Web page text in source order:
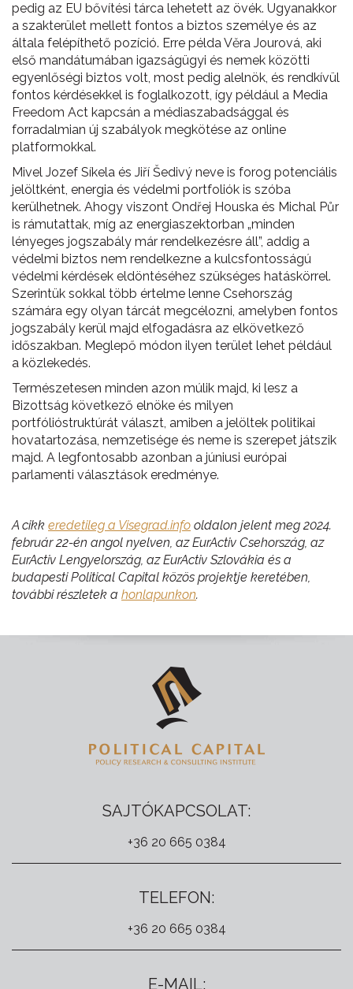
pedig az EU bővítési tárca lehetett az övék. Ugyanakkor
a szakterület mellett fontos a biztos személye és az
általa felépíthető pozíció. Erre példa Věra Jourová, aki
első mandátumában igazságügyi és nemek közötti
egyenlőségi biztos volt, most pedig alelnök, és rendkívül
fontos kérdésekkel is foglalkozott, így például a Media
Freedom Act kapcsán a médiaszabadsággal és
forradalmian új szabályok megkötése az online
platformokkal.
Mivel Jozef Síkela és Jiří Šedivý neve is forog potenciális
jelöltként, energia és védelmi portfoliók is szóba
kerülhetnek. Ahogy viszont Ondřej Houska és Michal Půr
is rámutattak, míg az energiaszektorban „minden
lényeges jogszabály már rendelkezésre áll”, addig a
védelmi biztos nem rendelkezne a kulcsfontosságú
védelmi kérdések eldöntéséhez szükséges hatáskörrel.
Szerintük sokkal több értelme lenne Csehország
számára egy olyan tárcát megcélozni, amelyben fontos
jogszabály kerül majd elfogadásra az elkövetkező
időszakban. Meglepő módon ilyen terület lehet például
a közlekedés.
Természetesen minden azon múlik majd, ki lesz a
Bizottság következő elnöke és milyen
portfólióstruktúrát választ, amiben a jelöltek politikai
hovatartozása, nemzetisége és neme is szerepet játszik
majd. A legfontosabb azonban a júniusi európai
parlamenti választások eredménye.
A cikk eredetileg a Visegrad.info oldalon jelent meg 2024.
február 22-én angol nyelven, az EurActiv Csehország, az
EurActiv Lengyelország, az EurActiv Szlovákia és a
budapesti Political Capital közös projektje keretében,
további részletek a honlapunkon.
SAJTÓKAPCSOLAT:
+36 20 665 0384
TELEFON:
+36 20 665 0384
E-MAIL: